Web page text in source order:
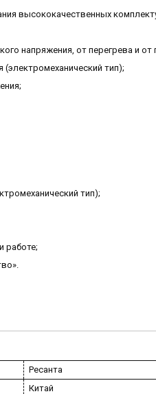
высококачественных
напряжения, от перегрева и от
тип);
тип);
работе;
Ресанта
Китай